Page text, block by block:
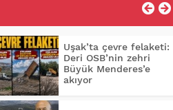
Uşak’ta çevre felaketi:
Deri OSB’nin zehri
Büyük Menderes’e
akıyor